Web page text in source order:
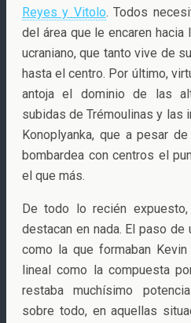
Reyes y Vitolo. Todos
del área que le encaren hacia
ucraniano, que tanto vive de
hasta el centro. Por último,
antoja el dominio de las
subidas de Trémoulinas y las
Konoplyanka, que a pesar
bombardea con centros el
el que más.
De todo lo recién
destacan en nada. El paso de
como la que formaban
lineal como la compuesta
restaba muchísimo
sobre todo, en aquellas